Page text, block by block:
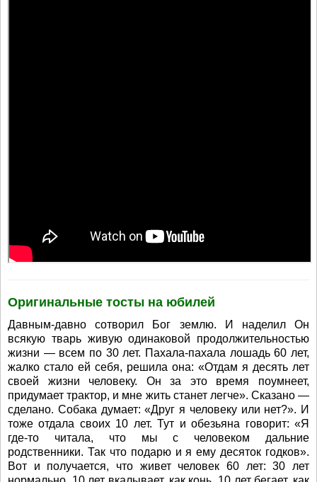
Оригинальные тосты на юбилей
Давным-давно сотворил Бог землю. И наделил Он
всякую тварь живую одинаковой продолжительностью
жизни — всем по 30 лет. Пахала-пахала лошадь 60 лет,
жалко стало ей себя, решила она: «Отдам я десять лет
своей жизни человеку. Он за это время поумнеет,
придумает трактор, и мне жить станет легче». Сказано —
сделано. Собака думает: «Друг я человеку или нет?». И
тоже отдала своих 10 лет. Тут и обезьяна говорит: «Я
где-то читала, что мы с человеком дальние
родственники. Так что подарю и я ему десяток годков».
Вот и получается, что живет человек 60 лет: 30 лет